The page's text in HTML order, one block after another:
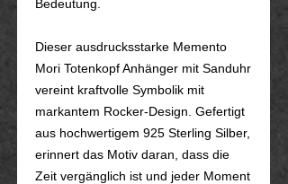
Bedeutung.
Dieser ausdrucksstarke Memento
Mori Totenkopf Anhänger mit Sanduhr
vereint kraftvolle Symbolik mit
markantem Rocker-Design. Gefertigt
aus hochwertigem 925 Sterling Silber,
erinnert das Motiv daran, dass die
Zeit vergänglich ist und jeder Moment